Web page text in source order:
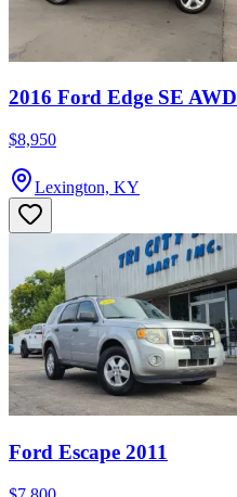
2016 Ford Edge SE AWD
$8,950
Lexington, KY
Ford Escape 2011